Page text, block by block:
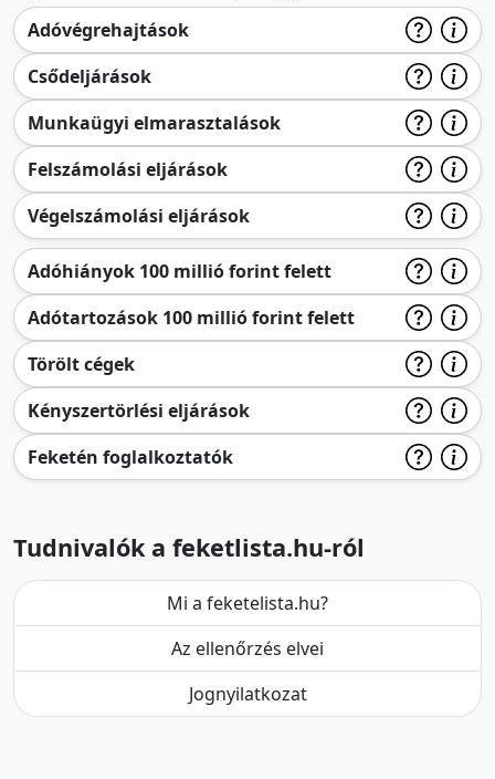
Adóvégrehajtások
Csődeljárások
Munkaügyi elmarasztalások
Felszámolási eljárások
Végelszámolási eljárások
Adóhiányok 100 millió forint felett
Adótartozások 100 millió forint felett
Törölt cégek
Kényszertörlési eljárások
Feketén foglalkoztatók
Tudnivalók a feketlista.hu-ról
Mi a feketelista.hu?
Az ellenőrzés elvei
Jognyilatkozat